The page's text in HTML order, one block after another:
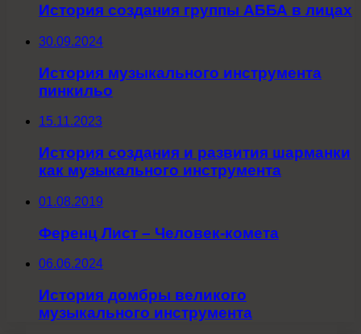
История создания группы АББА в лицах
30.09.2024
История музыкального инструмента
пинкильо
15.11.2023
История создания и развития шарманки
как музыкального инструмента
01.08.2019
Ференц Лист – Человек-комета
06.06.2024
История домбры великого
музыкального инструмента